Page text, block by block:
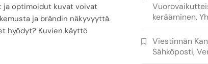
ja optimoidut kuvat voivat
ja brändin näkyvyyttä.
hyödyt? Kuvien käyttö
kerääminen,
Viestinnän
Sähköposti,